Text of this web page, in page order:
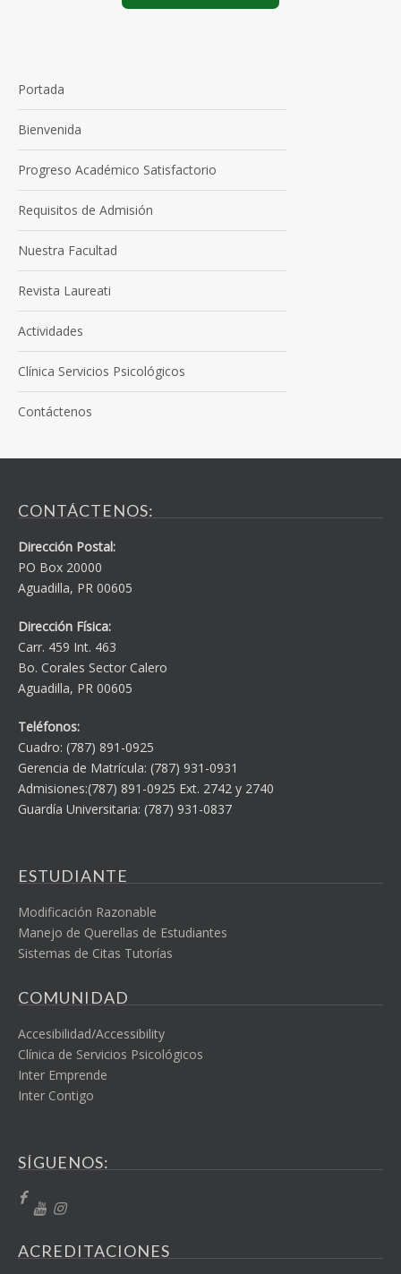
Portada
Bienvenida
Progreso Académico Satisfactorio
Requisitos de Admisión
Nuestra Facultad
Revista Laureati
Actividades
Clínica Servicios Psicológicos
Contáctenos
CONTÁCTENOS:
Dirección Postal:
PO Box 20000
Aguadilla, PR 00605
Dirección Física:
Carr. 459 Int. 463
Bo. Corales Sector Calero
Aguadilla, PR 00605
Teléfonos:
Cuadro: (787) 891-0925
Gerencia de Matrícula: (787) 931-0931
Admisiones:(787) 891-0925 Ext. 2742 y 2740
Guardía Universitaria: (787) 931-0837
ESTUDIANTE
Modificación Razonable
Manejo de Querellas de Estudiantes
Sistemas de Citas Tutorías
COMUNIDAD
Accesibilidad/Accessibility
Clínica de Servicios Psicológicos
Inter Emprende
Inter Contigo
SÍGUENOS:
ACREDITACIONES